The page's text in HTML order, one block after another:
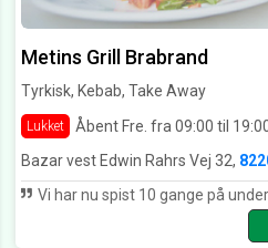
Metins Grill Brabrand
Tyrkisk, Kebab, Take Away
Lukket Åbent Fre. fra 09:00 til
Bazar vest Edwin Rahrs Vej 32,
Vi har nu spist 10 gange på under et år hos metin's. Det så dyrt og fancy ud i forhold til de andre. Men her er alt og alle helt nede på jorden. Pris, kvalitet, og service mærkes her for alvor. synes det er mega fedt at maden up'er sig for hvergang uden at det skal koste mere, Metin har smilet på hvergang vi besøger ham og han